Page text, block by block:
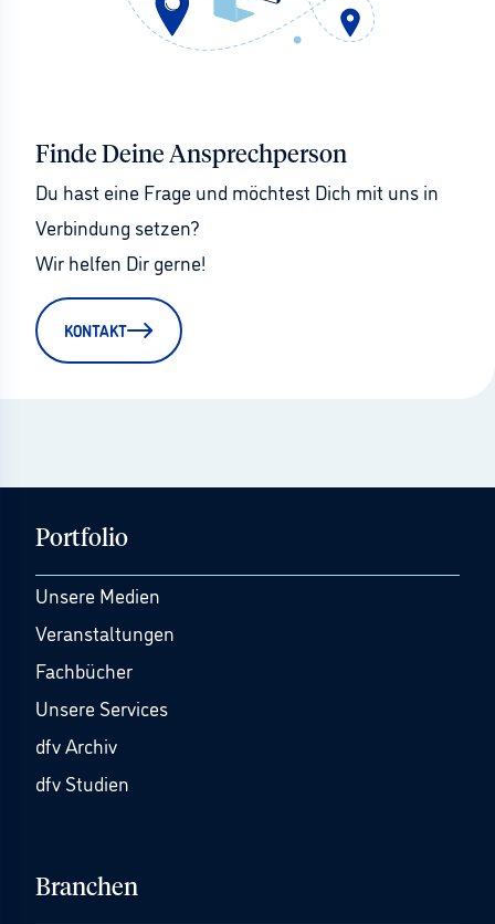
Finde Deine Ansprechperson
Du hast eine Frage und möchtest Dich mit uns in
Verbindung setzen?
Wir helfen Dir gerne!
KONTAKT
Portfolio
Unsere Medien
Veranstaltungen
Fachbücher
Unsere Services
dfv Archiv
dfv Studien
Branchen